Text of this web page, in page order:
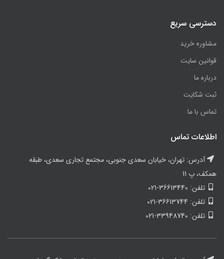
دسترسی سریع
مشاوره خرید
قوانین سایت
درباره ما
ثبت شکایت
تماس با ما
اطلاعات تماس
آدرس: تهران، خیابان سعدی جنوبی، مجتمع تجاری سعدی، طبقه
همکف، پ 11
تلفن: 36613440-021
تلفن: 36613744-021
تلفن: 33948740-021